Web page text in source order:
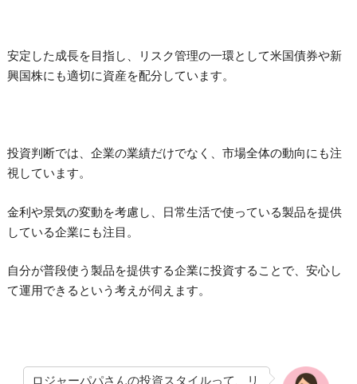
安定した成長を目指し、リスク管理の一環として米国債券や新
興国株にも適切に資産を配分しています。
投資判断では、企業の業績だけでなく、市場全体の動向にも注
視しています。
金利や景気の変動を考慮し、日常生活で使っている製品を提供
している企業にも注目。
自分が普段使う製品を提供する企業に投資することで、安心し
て運用できるという考えが伺えます。
ロジャーパパさんの投資スタイルって、リ